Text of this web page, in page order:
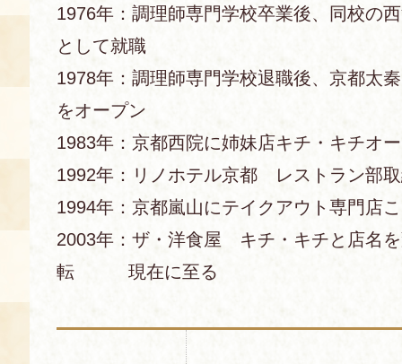
使用料・お支払い方法
展示見学
講演会付き料理教室
あじわい館弁当
1976年：調理師専門学校卒業後、同校の
として就職
1978年：調理師専門学校退職後、京都太
をオープン
1983年：京都西院に姉妹店キチ・キチオ
1992年：リノホテル京都 レストラン部
1994年：京都嵐山にテイクアウト専門店
2003年：ザ・洋食屋 キチ・キチと店名
転 現在に至る